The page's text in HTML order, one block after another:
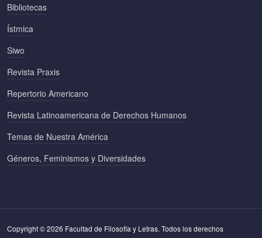
Bibliotecas
Ístmica
Siwo
Revista Praxis
Repertorio Americano
Revista Latinoamericana de Derechos Humanos
Temas de Nuestra América
Géneros, Feminismos y Diversidades
Copyright © 2026 Facultad de Filosofía y Letras. Todos los derechos